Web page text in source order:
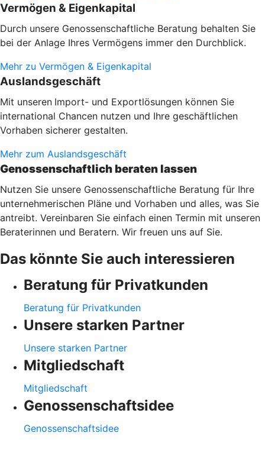
Vermögen & Eigenkapital
Durch unsere Genossenschaftliche Beratung behalten Sie
bei der Anlage Ihres Vermögens immer den Durchblick.
Mehr zu Vermögen & Eigenkapital
Auslandsgeschäft
Mit unseren Import- und Exportlösungen können Sie
international Chancen nutzen und Ihre geschäftlichen
Vorhaben sicherer gestalten.
Mehr zum Auslandsgeschäft
Genossenschaftlich beraten lassen
Nutzen Sie unsere Genossenschaftliche Beratung für Ihre
unternehmerischen Pläne und Vorhaben und alles, was Sie
antreibt. Vereinbaren Sie einfach einen Termin mit unseren
Beraterinnen und Beratern. Wir freuen uns auf Sie.
Das könnte Sie auch interessieren
Beratung für Privatkunden
Beratung für Privatkunden
Unsere starken Partner
Unsere starken Partner
Mitgliedschaft
Mitgliedschaft
Genossenschaftsidee
Genossenschaftsidee